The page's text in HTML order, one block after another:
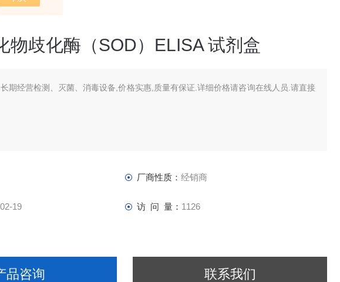
物歧化酶（SOD）ELISA 试剂盒
期经营检测、灭菌、消毒设备,价格实惠,质量有保证.详细价格请咨询在线人员.请直接
厂商性质： 经销商
19 访 问 量： 1126
品咨询 联系我们